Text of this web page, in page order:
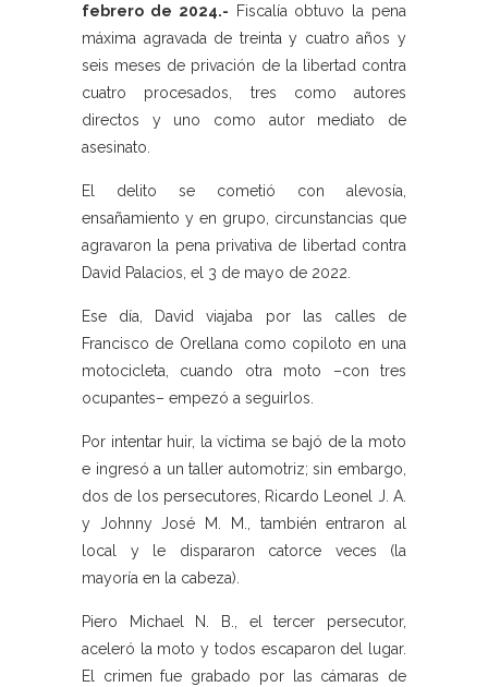
febrero de 2024.- Fiscalía obtuvo la pena
máxima agravada de treinta y cuatro años y
seis meses de privación de la libertad contra
cuatro procesados, tres como autores
directos y uno como autor mediato de
asesinato.
El delito se cometió con alevosía,
ensañamiento y en grupo, circunstancias que
agravaron la pena privativa de libertad contra
David Palacios, el 3 de mayo de 2022.
Ese día, David viajaba por las calles de
Francisco de Orellana como copiloto en una
motocicleta, cuando otra moto –con tres
ocupantes– empezó a seguirlos.
Por intentar huir, la víctima se bajó de la moto
e ingresó a un taller automotriz; sin embargo,
dos de los persecutores, Ricardo Leonel J. A.
y Johnny José M. M., también entraron al
local y le dispararon catorce veces (la
mayoría en la cabeza).
Piero Michael N. B., el tercer persecutor,
aceleró la moto y todos escaparon del lugar.
El crimen fue grabado por las cámaras de